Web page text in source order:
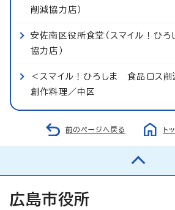
削減協力店）
安佐南区役所食堂（スマイル！ひ
協力店）
＜スマイル！ひろしま 食品ロス削
創作料理／中区
前のページへ戻る ト
広島市役所